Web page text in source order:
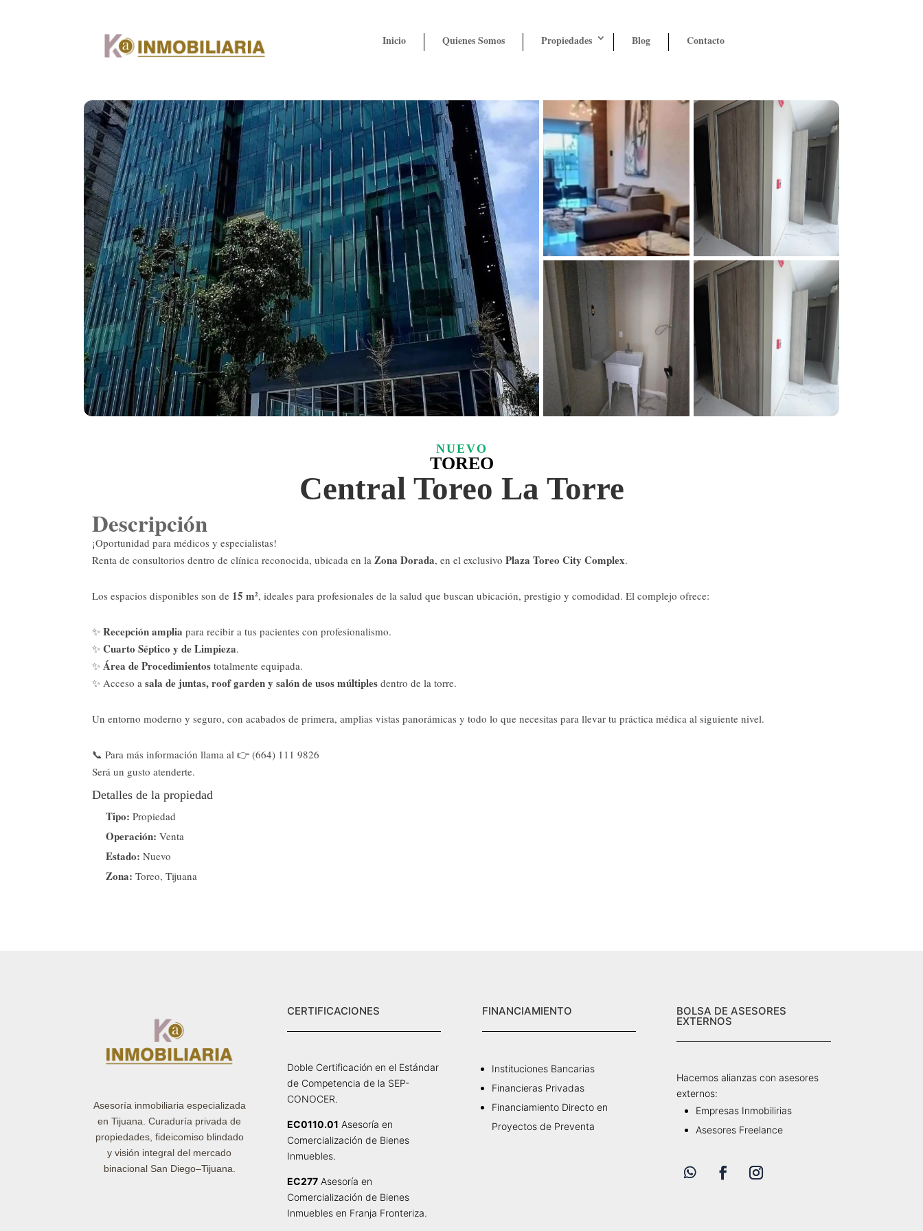
Inicio Quienes Somos Propiedades Blog Contacto
NUEVO
TOREO
Central Toreo La Torre
Descripción
¡Oportunidad para médicos y especialistas!
Renta de consultorios dentro de clínica reconocida, ubicada en la Zona Dorada, en el exclusivo Plaza Toreo City Complex.
Los espacios disponibles son de 15 m², ideales para profesionales de la salud que buscan ubicación, prestigio y comodidad. El complejo ofrece:
✨ Recepción amplia para recibir a tus pacientes con profesionalismo.
✨ Cuarto Séptico y de Limpieza.
✨ Área de Procedimientos totalmente equipada.
✨ Acceso a sala de juntas, roof garden y salón de usos múltiples dentro de la torre.
Un entorno moderno y seguro, con acabados de primera, amplias vistas panorámicas y todo lo que necesitas para llevar tu práctica médica al siguiente nivel.
📞 Para más información llama al 👉 (664) 111 9826
Será un gusto atenderte.
Detalles de la propiedad
Tipo: Propiedad
Operación: Venta
Estado: Nuevo
Zona: Toreo, Tijuana
Asesoría inmobiliaria especializada
en Tijuana. Curaduría privada de
propiedades, fideicomiso blindado
y visión integral del mercado
binacional San Diego–Tijuana.
CERTIFICACIONES
Doble Certificación en el Estándar
de Competencia de la SEP-
CONOCER.
EC0110.01 Asesoría en
Comercialización de Bienes
Inmuebles.
EC277Asesoría en
Comercialización de Bienes
Inmuebles en Franja Fronteriza.
FINANCIAMIENTO
Instituciones Bancarias
Financieras Privadas
Financiamiento Directo en
Proyectos de Preventa
BOLSA DE ASESORES
EXTERNOS
Hacemos alianzas con asesores
externos:
Empresas Inmobilirias
Asesores Freelance